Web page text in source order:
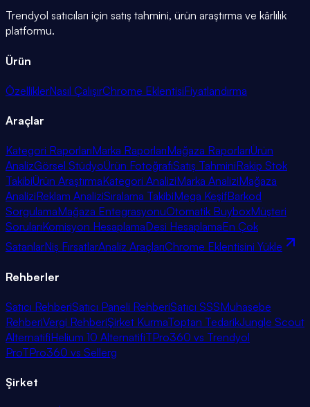
Trendyol satıcıları için satış tahmini, ürün araştırma ve kârlılık
platformu.
Ürün
ÖzelliklerNasıl ÇalışırChrome EklentisiFiyatlandırma
Araçlar
Kategori RaporlarıMarka RaporlarıMağaza RaporlarıÜrün
AnalizGörsel StüdyoÜrün FotoğrafıSatış TahminiRakip Stok
TakibiÜrün AraştırmaKategori AnaliziMarka AnaliziMağaza
AnaliziReklam AnaliziSıralama TakibiMega KeşifBarkod
SorgulamaMağaza EntegrasyonuOtomatik BuyboxMüşteri
SorularıKomisyon HesaplamaDesi HesaplamaEn Çok
SatanlarNiş FırsatlarAnaliz AraçlarıChrome Eklentisini Yükle
Rehberler
Satıcı RehberiSatıcı Paneli RehberiSatıcı SSSMuhasebe
RehberiVergi RehberiŞirket KurmaToptan TedarikJungle Scout
AlternatifiHelium 10 AlternatifiTPro360 vs Trendyol
ProTPro360 vs Sellerg
Şirket